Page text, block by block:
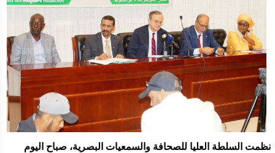
نظمت السلطة العليا للصحافة والسمعيات البصرية، صباح اليوم